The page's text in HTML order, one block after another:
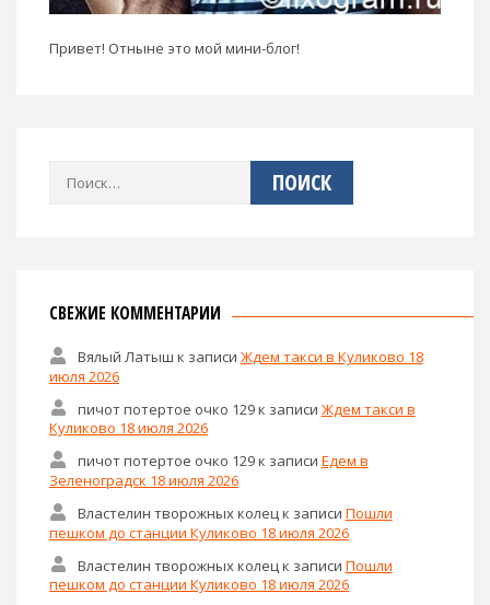
Привет! Отныне это мой мини-блог!
Найти:
СВЕЖИЕ КОММЕНТАРИИ
Вялый Латыш к записи Ждем такси в Куликово 18
июля 2026
пичот потертое очко 129к записи Ждем такси в
Куликово 18 июля 2026
пичот потертое очко 129к записи Едем в
Зеленоградск 18 июля 2026
Властелин творожных колец к записи Пошли
пешком до станции Куликово 18 июля 2026
Властелин творожных колец к записи Пошли
пешком до станции Куликово 18 июля 2026